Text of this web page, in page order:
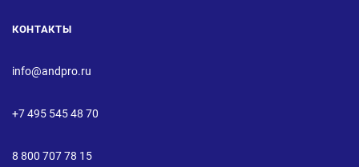
КОНТАКТЫ
info@andpro.ru
+7 495 545 48 70
8 800 707 78 15